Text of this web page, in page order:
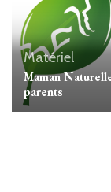
Matériel
Maman
parents